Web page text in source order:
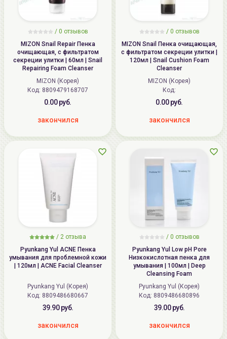
/ 0 отзывов
MIZON Snail Repair Пенка
очищающая, с фильтратом
секреции улитки | 60мл | Snail
Repairing Foam Cleanser
MIZON (Корея)
Код: 8809479168707
0.00 руб.
закончился
/ 0 отзывов
MIZON Snail Пенка очищающая,
с фильтратом секреции улитки |
120мл | Snail Cushion Foam
Cleanser
MIZON (Корея)
Код:
0.00 руб.
закончился
/ 2 отзыва
Pyunkang Yul ACNE Пенка
умывания для проблемной кожи
| 120мл | ACNE Facial Cleanser
Pyunkang Yul (Корея)
Код: 8809486680667
39.90 руб.
закончился
/ 0 отзывов
Pyunkang Yul Low pH Pore
Низкокислотная пенка для
умывания | 100мл | Deep
Cleansing Foam
Pyunkang Yul (Корея)
Код: 8809486680896
39.00 руб.
закончился